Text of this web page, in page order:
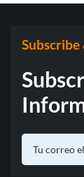
Subscribe